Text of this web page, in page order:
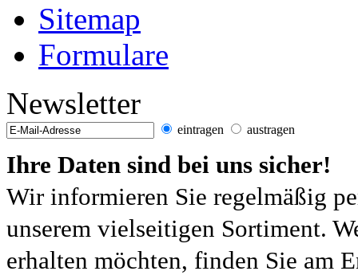
Sitemap
Formulare
Newsletter
eintragen austragen
Ihre Daten sind bei uns sicher!
Wir informieren Sie regelmäßig
unserem vielseitigen Sortiment.
erhalten möchten, finden Sie am